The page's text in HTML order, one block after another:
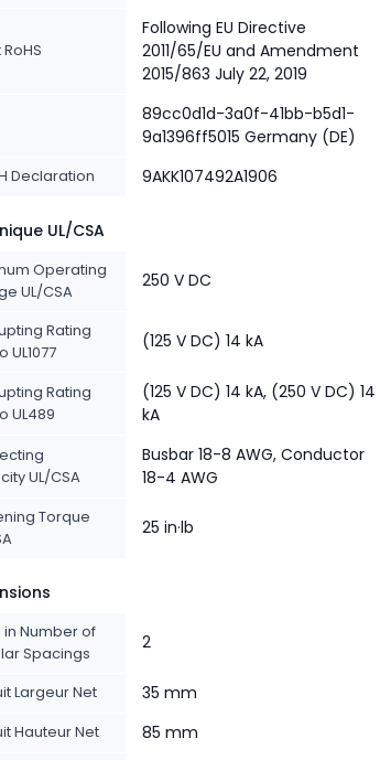
Following EU Directive
2011/65/EU and Amendment
2015/863 July 22, 2019
89cc0d1d-3a0f-41bb-b5d1-
9a1396ff5015 Germany (DE)
Declaration 9AKK107492A1906
UL/CSA
Operating
UL/CSA
250 V DC
Rating
UL1077
(125 V DC) 14 kA
Rating
UL489
(125 V DC) 14 kA, (250 V DC) 14
kA
UL/CSA
Busbar 18-8 AWG, Conductor
18-4 AWG
Torque
25 in·lb
in Number of
Spacings
2
Largeur Net 35 mm
Hauteur Net 85 mm